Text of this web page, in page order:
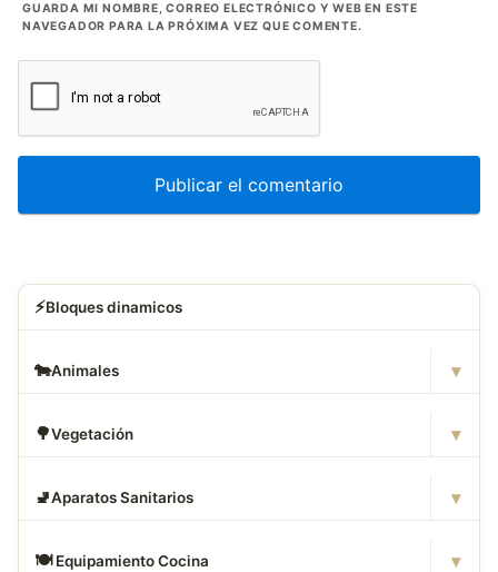
GUARDA MI NOMBRE, CORREO ELECTRÓNICO Y WEB EN ESTE
NAVEGADOR PARA LA PRÓXIMA VEZ QUE COMENTE.
⚡Bloques dinamicos
🐄Animales ▾
🌳Vegetación ▾
🚽Aparatos Sanitarios ▾
🍽️ Equipamiento Cocina ▾